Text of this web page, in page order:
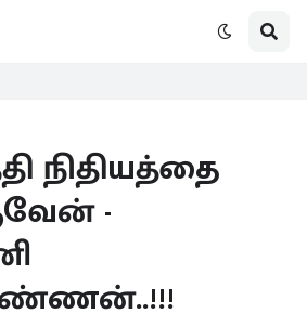
நிதியத்தை
-